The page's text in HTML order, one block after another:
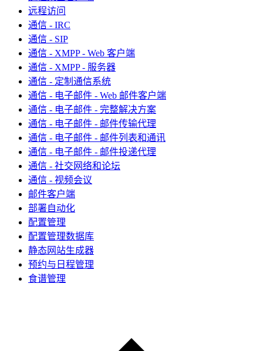
远程访问
通信 - IRC
通信 - SIP
通信 - XMPP - Web 客户端
通信 - XMPP - 服务器
通信 - 定制通信系统
通信 - 电子邮件 - Web 邮件客户端
通信 - 电子邮件 - 完整解决方案
通信 - 电子邮件 - 邮件传输代理
通信 - 电子邮件 - 邮件列表和通讯
通信 - 电子邮件 - 邮件投递代理
通信 - 社交网络和论坛
通信 - 视频会议
邮件客户端
部署自动化
配置管理
配置管理数据库
静态网站生成器
预约与日程管理
食谱管理